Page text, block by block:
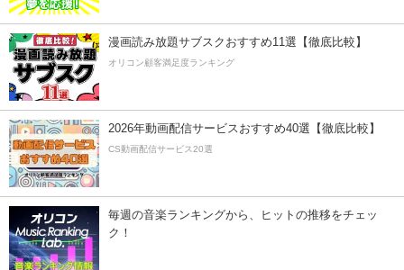
漫画読み放題サブスクおすすめ11選【徹底比較】
オリコン顧客満足度ランキング
2026年動画配信サービスおすすめ40選【徹底比較】
CS動画配信サービス20選
毎週の音楽ランキングから、ヒットの推移をチェッ
ク！